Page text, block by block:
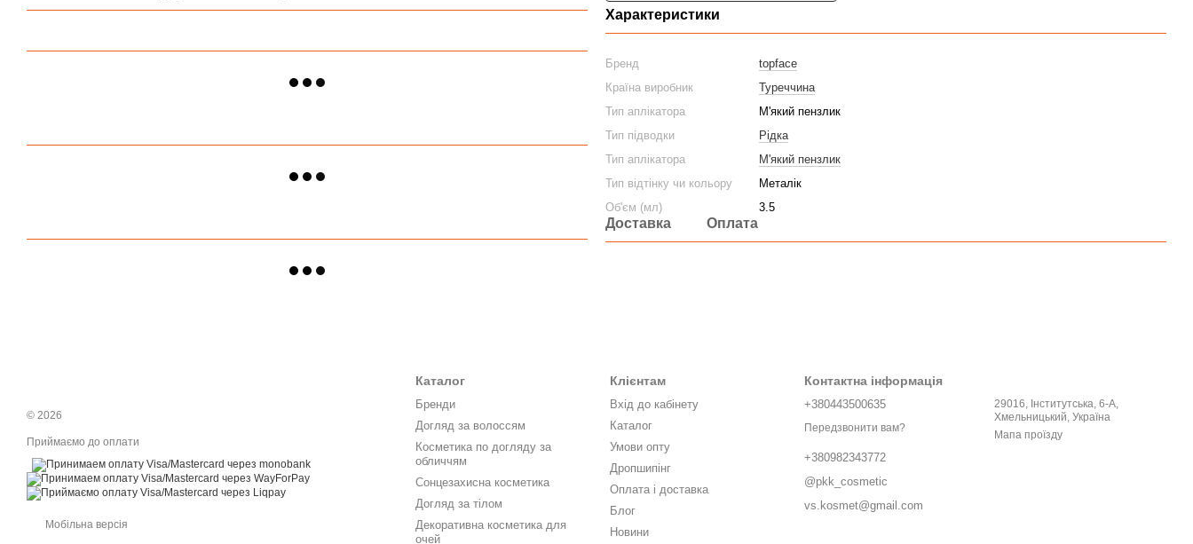
Характеристики
Бренд
topface
Країна виробник
Туреччина
Тип аплікатора
М'який пензлик
Тип підводки
Рідка
Тип аплікатора
М'який пензлик
Тип відтінку чи кольору
Металік
Об'єм (мл)
3.5
Доставка Оплата
© 2026
Приймаємо до оплати
Мобільна версія
Каталог
Бренди
Догляд за волоссям
Косметика по догляду за
обличчям
Сонцезахисна косметика
Догляд за тілом
Декоративна косметика для
очей
Клієнтам
Вхід до кабінету
Каталог
Умови опту
Дропшипінг
Оплата і доставка
Блог
Новини
Контактна інформація
+380443500635
Передзвонити вам?
+380982343772
@pkk_cosmetic
vs.kosmet@gmail.com
29016, Інститутська, 6-A,
Хмельницький, Україна
Мапа проїзду